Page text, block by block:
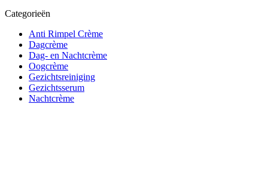
Categorieën
Anti Rimpel Crème
Dagcrème
Dag- en Nachtcrème
Oogcrème
Gezichtsreiniging
Gezichtsserum
Nachtcrème